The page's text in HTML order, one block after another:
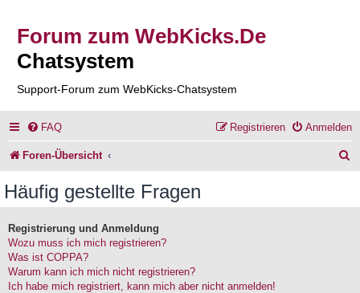
Forum zum WebKicks.De
Chatsystem
Support-Forum zum WebKicks-Chatsystem
FAQ Anmelden
Registrieren
Foren-Übersicht
Häufig gestellte Fragen
Registrierung und Anmeldung
Wozu muss ich mich registrieren?
Was ist COPPA?
Warum kann ich mich nicht registrieren?
Ich habe mich registriert, kann mich aber nicht anmelden!